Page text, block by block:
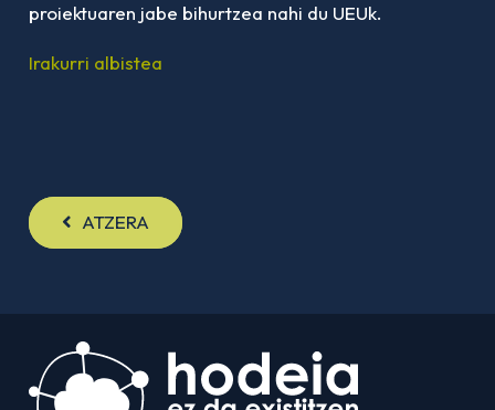
proiektuaren jabe bihurtzea nahi du UEUk.
Irakurri albistea
ATZERA